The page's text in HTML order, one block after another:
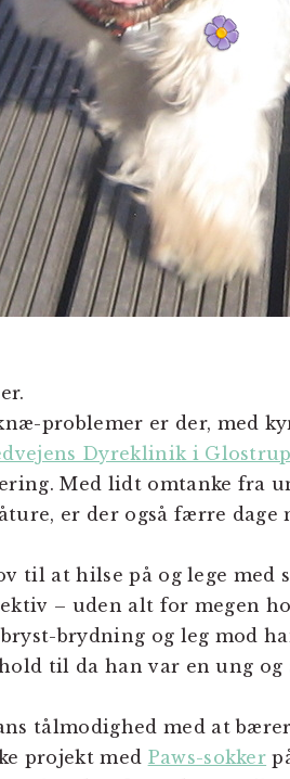
problemer er der, med
Dyreklinik i Glostrup
Med lidt omtanke fra
er der også færre
til at hilse på og lege med
– uden alt for megen
brydning og leg mod
til da han var en ung
tålmodighed med at
projekt med Paws-sokker